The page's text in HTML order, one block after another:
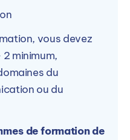
vous devez
minimum,
du
ou du
de formation de